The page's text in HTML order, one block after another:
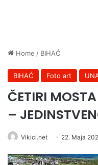
Home / BIHAĆ
BIHAĆ Foto art
ČETIRI
–
Vikici.net 22. Maja